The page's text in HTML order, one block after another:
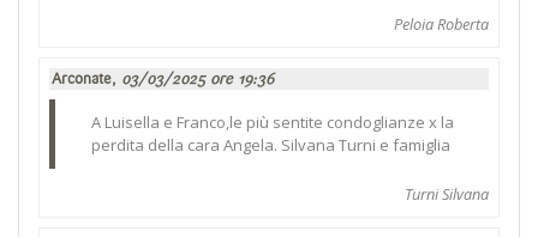
Peloia Roberta
Arconate, 03/03/2025 ore 19:36
A Luisella e Franco,le più sentite condoglianze x la
perdita della cara Angela. Silvana Turni e famiglia
Turni Silvana